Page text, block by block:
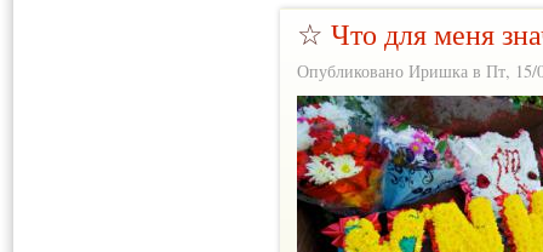
☆ Что для меня
Опубликовано Иришка в Пт, 15/